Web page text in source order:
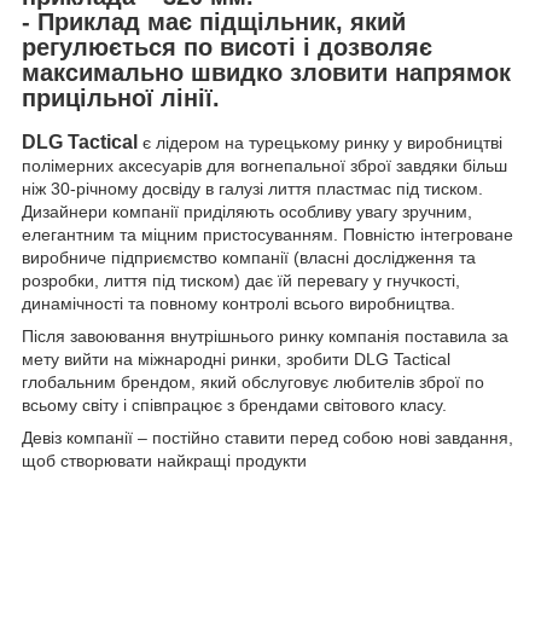
- Приклад має підщільник, який
регулюється по висоті і дозволяє
максимально швидко зловити напрямок
прицільної лінії.
DLG Tactical є лідером на турецькому ринку у виробництві
полімерних аксесуарів для вогнепальної зброї завдяки більш
ніж 30-річному досвіду в галузі лиття пластмас під тиском.
Дизайнери компанії приділяють особливу увагу зручним,
елегантним та міцним пристосуванням. Повністю інтегроване
виробниче підприємство компанії (власні дослідження та
розробки, лиття під тиском) дає їй перевагу у гнучкості,
динамічності та повному контролі всього виробництва.
Після завоювання внутрішнього ринку компанія поставила за
мету вийти на міжнародні ринки, зробити DLG Tactical
глобальним брендом, який обслуговує любителів зброї по
всьому світу і співпрацює з брендами світового класу.
Девіз компанії – постійно ставити перед собою нові завдання,
щоб створювати найкращі продукти